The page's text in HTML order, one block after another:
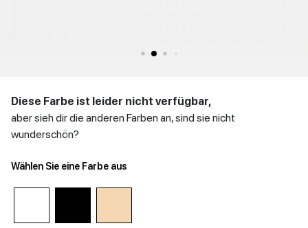
ES
Diese Farbe ist leider nicht verfügbar,
aber sieh dir die anderen Farben an, sind sie nicht
wunderschön?
Wählen Sie eine Farbe aus